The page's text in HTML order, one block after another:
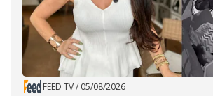
FEED TV/ 05/08/2026